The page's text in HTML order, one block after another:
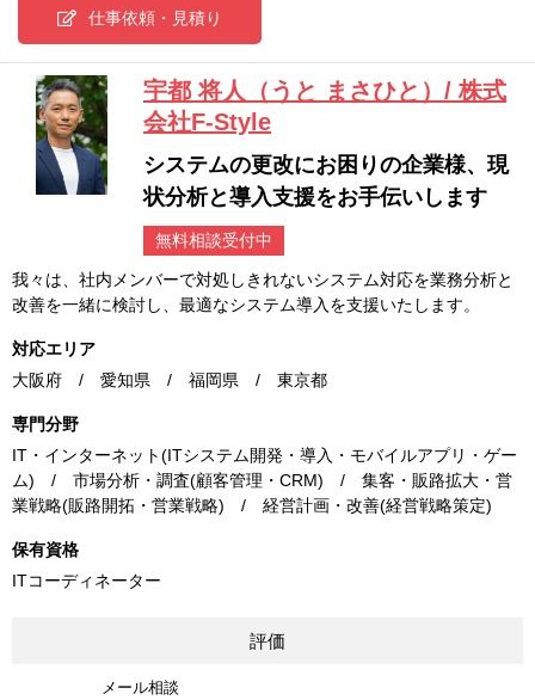
仕事依頼・見積り
宇都 将人（うと まさひと）/ 株式
会社F-Style
システムの更改にお困りの企業様、現
状分析と導入支援をお手伝いします
無料相談受付中
我々は、社内メンバーで対処しきれないシステム対応を業務分析と
改善を一緒に検討し、最適なシステム導入を支援いたします。
対応エリア
大阪府 / 愛知県 / 福岡県 / 東京都
専門分野
IT・インターネット(ITシステム開発・導入・モバイルアプリ・ゲー
ム) / 市場分析・調査(顧客管理・CRM) / 集客・販路拡大・営
業戦略(販路開拓・営業戦略) / 経営計画・改善(経営戦略策定)
保有資格
ITコーディネーター
評価
メール相談